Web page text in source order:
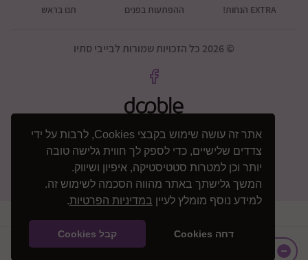
אתר זה עושה שימוש בקבצי Cookies, לרבות על ידי
צדדים שלישיים, כדי לספק לך חווית גלישה טובה
יותר וכן למטרות סטטיסטיקה, איפיון ושיווק.
המשך גלישתך באתר מהווה הסכמה לשימוש זה.
למידע נוסף מומלץ לעיין במדיניות הפרטיות.
דחה Cookies קבל Cookies
הוספה לסל 359
EXTRA הנחות! ההפתעות בפנים תנו בראש
© 2026 כל הזכויות שמורות לבייבי סתיו